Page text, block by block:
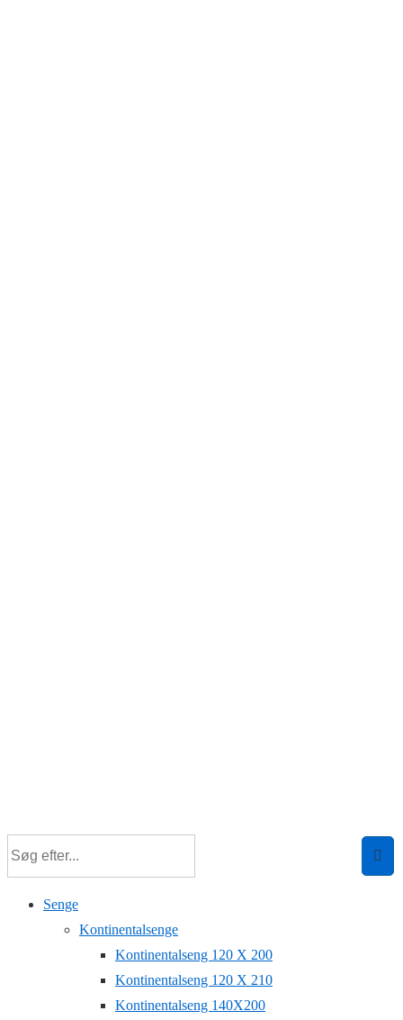
Senge
Kontinentalsenge
Kontinentalseng 120 X 200
Kontinentalseng 120 X 210
Kontinentalseng 140X200